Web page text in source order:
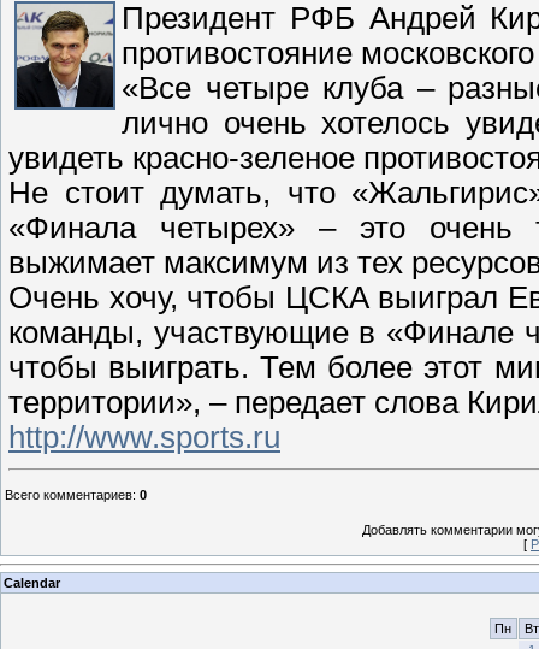
Президент РФБ Андрей
противостояние
«Все четыре клуба –
лично очень хотелось
увидеть красно-зеленое
Не стоит думать, что
«Финала четырех» – это очень
выжимает максимум из тех
Очень хочу, чтобы ЦСКА выиграл
команды, участвующие в «Финале
чтобы выиграть. Тем более этот
территории», – передает слова
http://www.sports.ru
Всего комментариев: 0
Добавлять комментарии
[
Calendar
Пн
Вт